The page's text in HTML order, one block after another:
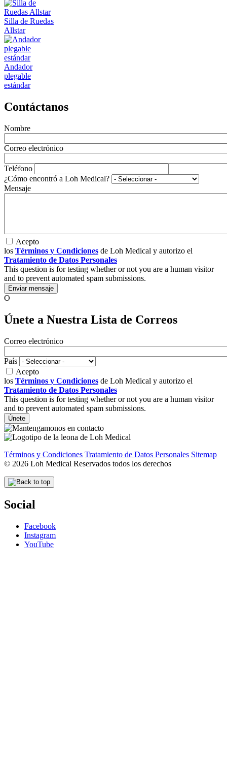
Silla de Ruedas
Allstar
Andador
plegable
estándar
Contáctanos
Nombre
Correo electrónico
Teléfono
¿Cómo encontró a Loh Medical?
Mensaje
Acepto
los Términos y Condiciones de Loh Medical y autorizo el
Tratamiento de Datos Personales
This question is for testing whether or not you are a human visitor
and to prevent automated spam submissions.
O
Únete a Nuestra Lista de Correos
Correo electrónico
País
Acepto
los Términos y Condiciones de Loh Medical y autorizo el
Tratamiento de Datos Personales
This question is for testing whether or not you are a human visitor
and to prevent automated spam submissions.
Términos y Condiciones Tratamiento de Datos Personales Sitemap
© 2026 Loh Medical Reservados todos los derechos
Social
Facebook
Instagram
YouTube